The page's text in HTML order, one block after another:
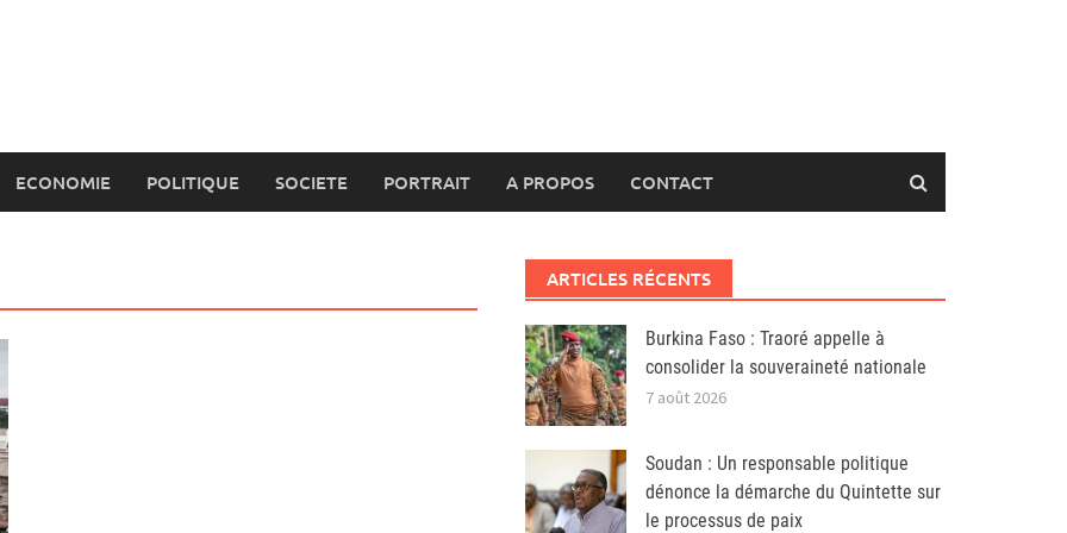
ECONOMIE POLITIQUE SOCIETE PORTRAIT A PROPOS CONTACT
ARTICLES RÉCENTS
Burkina Faso : Traoré appelle à
consolider la souveraineté nationale
7 août 2026
Soudan : Un responsable politique
dénonce la démarche du Quintette sur
le processus de paix